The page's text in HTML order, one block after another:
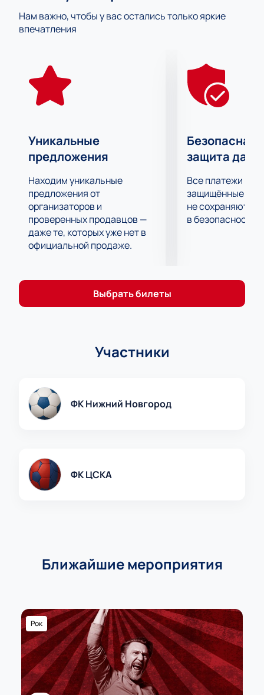
болельщиков. Его соперник ЦСКА – еще один
известный профессиональный футбольный клуб, за
фанатов. Он также не новичок в РПЛ и уже не раз
проявлял себя перспективным и сильным игроком.
Пари Нижний Новогррод принимает на своем
домашнем поле гостей - клуб ЦСКА. Это не первая
личного противостояния у обеих команд есть как
эффектные победы, так и досадные поражения.
Узнайте, кому достанется победа в матче Пари
Нижний Новогррод - ЦСКА, побывав на трибунах
стадиона. Билеты на игру можно купить онлайн.
Нам важно, чтобы у вас остались только яркие
впечатления
Уникальные
предложения
Находим уникальные
предложения от
организаторов и
проверенных продавцов —
даже те, которых уже нет в
официальной продаже.
Безопасная
защита
Все платежи
защищённые
не сохраняются
в безопасности.
Выбрать билеты
Участники
ФК Нижний Новгород
ФК ЦСКА
Ближайшие мероприятия
Рок